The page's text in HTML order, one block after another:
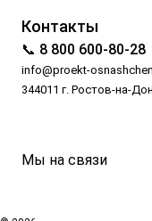
Контакты
📞 8 800 600-80-28
info@proekt-
344011 г. Ростов-на-
Мы на связи